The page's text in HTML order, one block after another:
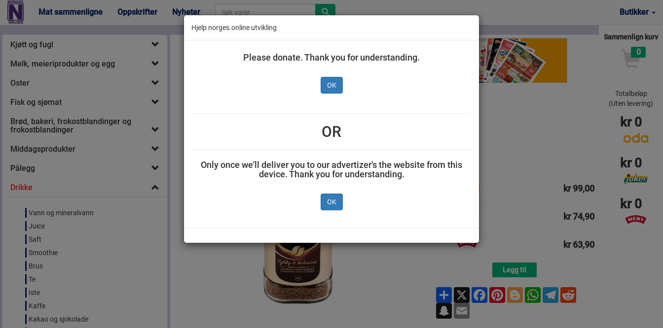
Mat sammenligne Oppskrifter Nyheter Butikker
Kjøtt og fugl
Melk, meieriprodukter og egg
Oster
Fisk og sjømat
Brød, bakeri, frokostblandinger og
frokostblandinger
Middagsprodukter
Pålegg
Drikke
Vann og mineralvann
Juice
Saft
Smoothie
Brus
Te
Iste
Kaffe
Kakao og sjokolade
AS NESTLÉ NORGE 0.200 kilogram Nescafé
kr 99,00
kr 74,90
kr 63,90
Legg til
ShareX FacebookPinterestBloggerWhatsApp
TelegramReddit
Snapchat
Sammenlign kurv
0
Totalbeløp
(Uten levering)
kr 0
kr 0
kr 0
Hjelp norges.online utvikling
Please donate. Thank you for understanding.
OK
OR
Only once we'll deliver you to our advertizer's the website from this
device. Thank you for understanding.
OK